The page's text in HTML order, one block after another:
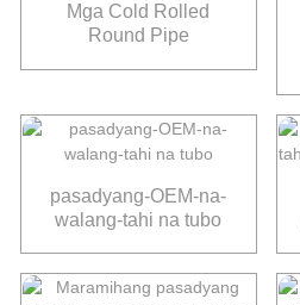
Mga Cold Rolled
Round Pipe
pasadyang-OEM-na-
walang-tahi na tubo